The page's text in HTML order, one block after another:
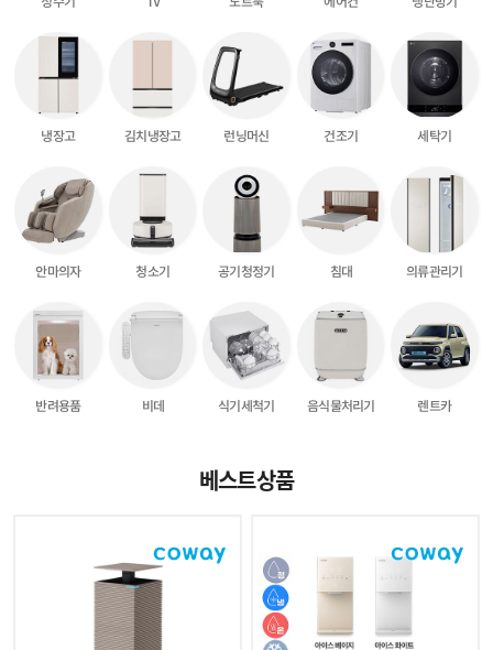
냉장고 김치냉장고 런닝머신 건조기 세탁기
안마의자 청소기 공기청정기 침대 의류관리기
반려용품 비데 식기세척기 음식물처리기 렌트카
베스트상품